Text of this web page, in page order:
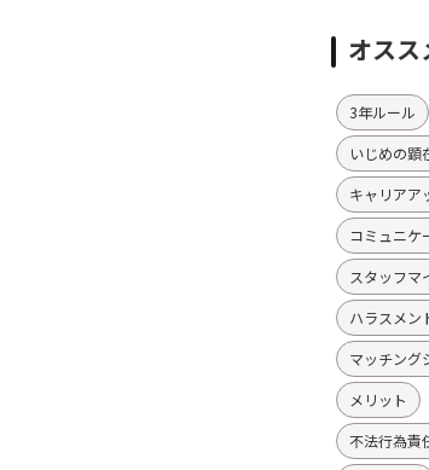
オスス
3年ルール
いじめの顕
キャリアア
コミュニケ
スタッフマ
ハラスメン
マッチング
メリット
不法行為責